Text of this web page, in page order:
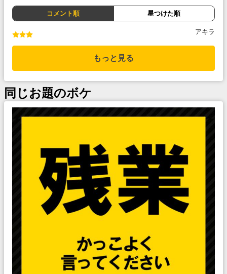
コメント順 星つけた順
アキラ
もっと見る
同じお題のボケ